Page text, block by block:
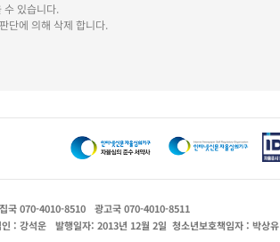
수 있습니다.
단에 의해 삭제 합니다.
국 070-4010-8510
광고국 070-4010-8511
인 : 강석운 발행일자: 2013년 12월 2일 청소년보호책임자 : 박상유